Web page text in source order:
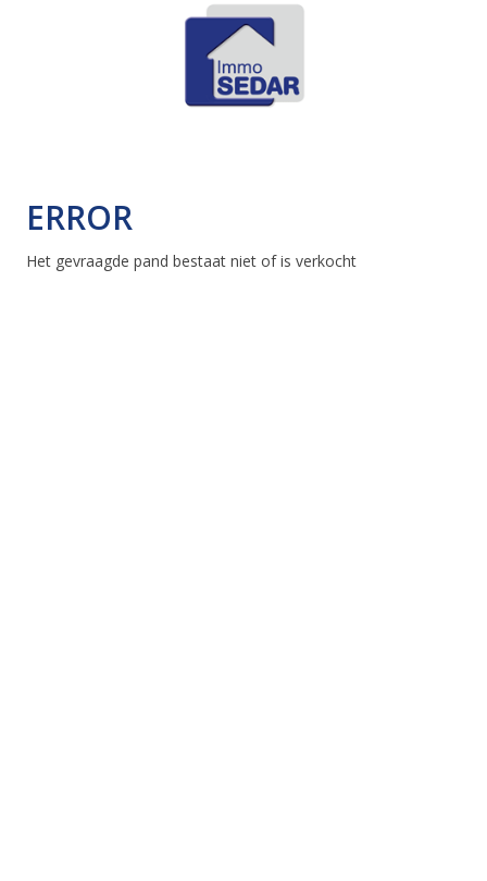
ERROR
Het gevraagde pand bestaat niet of is verkocht